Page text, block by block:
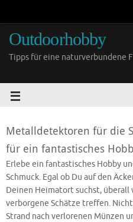
Outdoorhobby
Tipps für eine naturverbundene
Metalldetektoren für die
für ein fantastisches
Erlebe ein fantastisches Hobby
Schmuck. Egal ob Du auf den
Deinen Heimatort suchst,
verborgene Schätze treffen.
Strand nach verlorenen Münzen